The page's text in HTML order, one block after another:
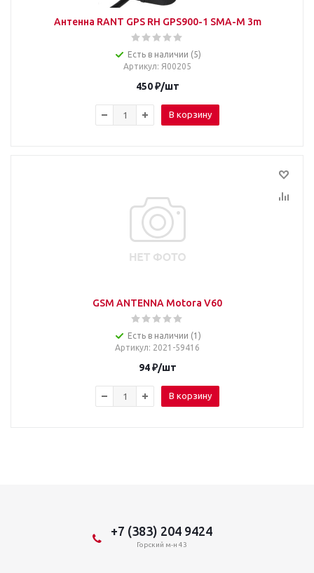
Антенна RANT GPS RH GPS900-1 SMA-M 3m
Есть в наличии (5)
Артикул: Я00205
450₽/шт
В корзину
GSM ANTENNA Motora V60
Есть в наличии (1)
Артикул: 2021-59416
94₽/шт
В корзину
+7 (383) 204 9424
Горский м-н 43